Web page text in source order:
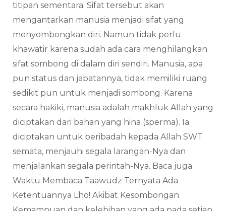
titipan sementara. Sifat tersebut akan
mengantarkan manusia menjadi sifat yang
menyombongkan diri. Namun tidak perlu
khawatir karena sudah ada cara menghilangkan
sifat sombong di dalam diri sendiri. Manusia, apa
pun status dan jabatannya, tidak memiliki ruang
sedikit pun untuk menjadi sombong. Karena
secara hakiki, manusia adalah makhluk Allah yang
diciptakan dari bahan yang hina (sperma). Ia
diciptakan untuk beribadah kepada Allah SWT
semata, menjauhi segala larangan-Nya dan
menjalankan segala perintah-Nya. Baca juga :
Waktu Membaca Taawudz Ternyata Ada
Ketentuannya Lho! Akibat Kesombongan